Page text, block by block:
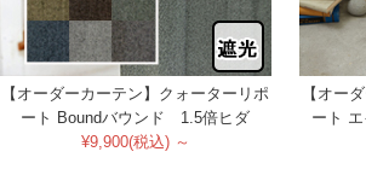
【オーダーカーテン】クォーターリポ
ート Boundバウンド 1.5倍ヒダ
¥9,900(税込) ～
【オー
ート